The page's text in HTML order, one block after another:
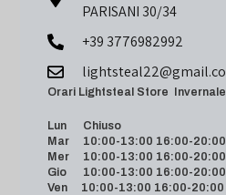
PARISANI 30/34
+39 3776982992
Orari Lightsteal
Lun Chiuso
Mar 10:00-13:00 16:00-20:00
Mer 10:00-13:00 16:00-20:00
Gio 10:00-13:00 16:00-20:00
Ven 10:00-13:00 16:00-20:00